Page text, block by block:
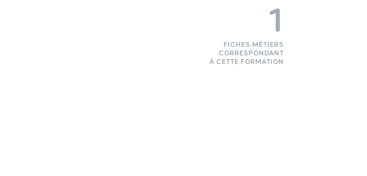
1
FICHES MÉTIERS
CORRESPONDANT
À CETTE FORMATION